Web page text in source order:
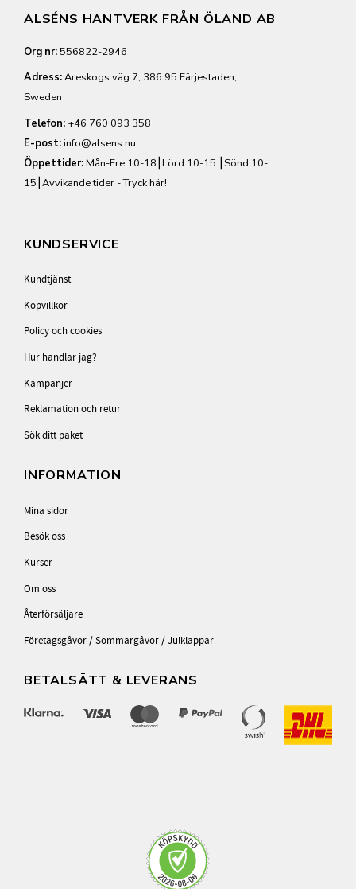
ALSÉNS HANTVERK FRÅN ÖLAND AB
Org nr:556822-2946
Adress:Areskogs väg 7, 386 95 Färjestaden,
Sweden
Telefon: +46 760 093 358
E-post:info@alsens.nu
Öppettider:Mån-Fre 10-18⎮Lörd 10-15 ⎮Sönd 10-
15⎮ Avvikande tider - Tryck här!
KUNDSERVICE
Kundtjänst
Köpvillkor
Policy och cookies
Hur handlar jag?
Kampanjer
Reklamation och retur
Sök ditt paket
INFORMATION
Mina sidor
Besök oss
Kurser
Om oss
Återförsäljare
Företagsgåvor / Sommargåvor / Julklappar
BETALSÄTT & LEVERANS